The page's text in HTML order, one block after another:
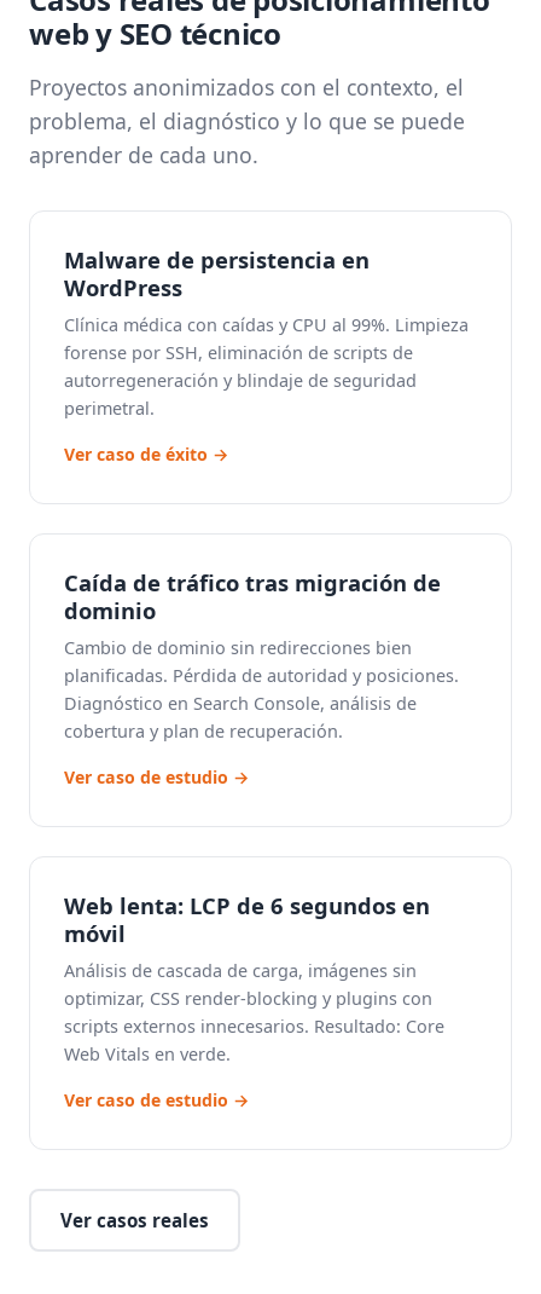
web y SEO técnico
Proyectos anonimizados con el contexto, el
problema, el diagnóstico y lo que se puede
aprender de cada uno.
Malware de persistencia en
WordPress
Clínica médica con caídas y CPU al 99%. Limpieza
forense por SSH, eliminación de scripts de
autorregeneración y blindaje de seguridad
perimetral.
Ver caso de éxito →
Caída de tráfico tras migración de
dominio
Cambio de dominio sin redirecciones bien
planificadas. Pérdida de autoridad y posiciones.
Diagnóstico en Search Console, análisis de
cobertura y plan de recuperación.
Ver caso de estudio →
Web lenta: LCP de 6 segundos en
móvil
Análisis de cascada de carga, imágenes sin
optimizar, CSS render-blocking y plugins con
scripts externos innecesarios. Resultado: Core
Web Vitals en verde.
Ver caso de estudio →
Ver casos reales